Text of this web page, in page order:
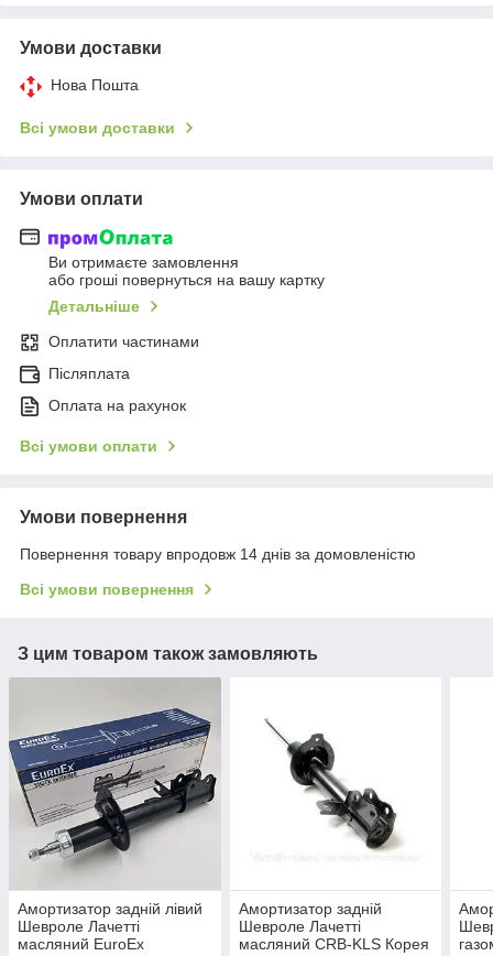
Умови доставки
Нова Пошта
Всі умови доставки
Умови оплати
Ви отримаєте замовлення
або гроші повернуться на вашу картку
Детальніше
Оплатити частинами
Післяплата
Оплата на рахунок
Всі умови оплати
Умови повернення
Повернення товару впродовж 14 днів за домовленістю
Всі умови повернення
З цим товаром також замовляють
Амортизатор задній лівий
Шевроле Лачетті
масляний EuroEx
Амортизатор задній
Шевроле Лачетті
масляний CRB-KLS Корея